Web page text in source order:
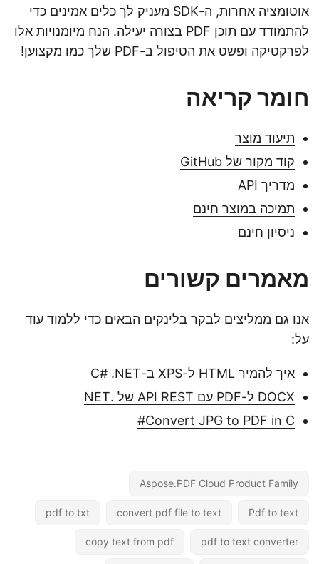
אוטומציה אחרות, ה-SDK מעניק לך כלים אמינים כדי
להתמודד עם תוכן PDF בצורה יעילה. הנח מיומנויות אלו
לפרקטיקה ופשט את הטיפול ב-PDF שלך כמו מקצוען!
חומר קריאה
תיעוד מוצר
קוד מקור של GitHub
מדריך API
תמיכה במוצר חינם
ניסיון חינם
מאמרים קשורים
אנו גם ממליצים לבקר בלינקים הבאים כדי ללמוד עוד
על:
איך להמיר HTML ל-XPS ב-C# .NET
DOCX ל-PDF עם API REST של .NET
Convert JPG to PDF in C#
Aspose.PDF Cloud Product Family
Pdf to text
convert pdf file to text
pdf to txt
pdf to text converter
copy text from pdf